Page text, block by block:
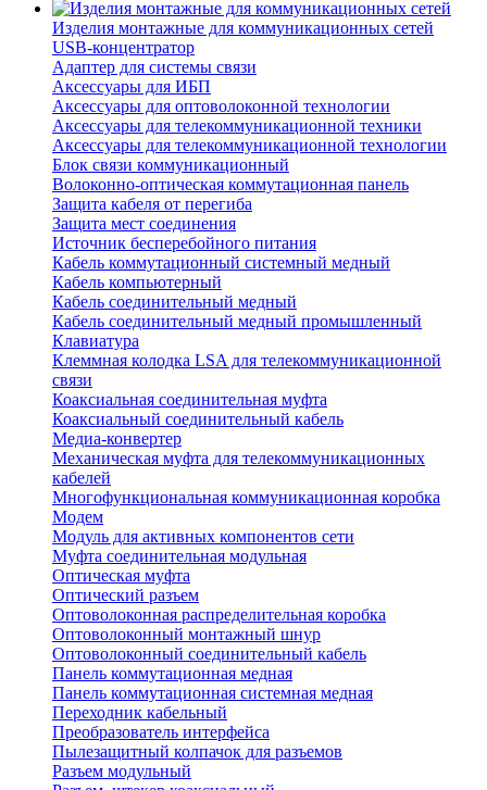
Изделия монтажные для коммуникационных сетей
USB-концентратор
Адаптер для системы связи
Аксессуары для ИБП
Аксессуары для оптоволоконной технологии
Аксессуары для телекоммуникационной техники
Аксессуары для телекоммуникационной технологии
Блок связи коммуникационный
Волоконно-оптическая коммутационная панель
Защита кабеля от перегиба
Защита мест соединения
Источник бесперебойного питания
Кабель коммутационный системный медный
Кабель компьютерный
Кабель соединительный медный
Кабель соединительный медный промышленный
Клавиатура
Клеммная колодка LSA для телекоммуникационной
связи
Коаксиальная соединительная муфта
Коаксиальный соединительный кабель
Медиа-конвертер
Механическая муфта для телекоммуникационных
кабелей
Многофункциональная коммуникационная коробка
Модем
Модуль для активных компонентов сети
Муфта соединительная модульная
Оптическая муфта
Оптический разъем
Оптоволоконная распределительная коробка
Оптоволоконный монтажный шнур
Оптоволоконный соединительный кабель
Панель коммутационная медная
Панель коммутационная системная медная
Переходник кабельный
Преобразователь интерфейса
Пылезащитный колпачок для разъемов
Разъем модульный